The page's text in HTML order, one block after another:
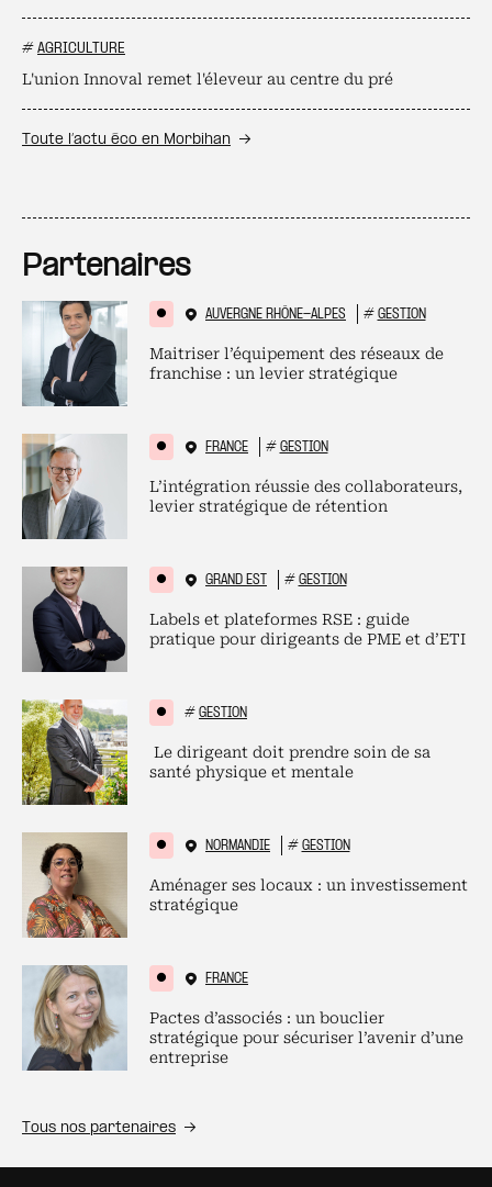
# AGRICULTURE
L'union Innoval remet l'éleveur au centre du pré
Toute l’actu éco en Morbihan
Partenaires
AUVERGNE RHÔNE-ALPES # GESTION
Maitriser l’équipement des réseaux de
franchise : un levier stratégique
FRANCE # GESTION
L’intégration réussie des collaborateurs,
levier stratégique de rétention
GRAND EST # GESTION
Labels et plateformes RSE : guide
pratique pour dirigeants de PME et d’ETI
# GESTION
Le dirigeant doit prendre soin de sa
santé physique et mentale
NORMANDIE # GESTION
Aménager ses locaux : un investissement
stratégique
FRANCE
Pactes d’associés : un bouclier
stratégique pour sécuriser l’avenir d’une
entreprise
Tous nos partenaires